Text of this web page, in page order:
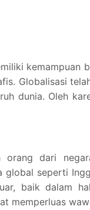
kemampuan
Globalisasi
dunia. Oleh
orang dari
global seperti
baik dalam
memperluas